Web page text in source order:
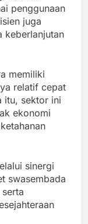
penggunaan
juga
keberlanjutan
memiliki
relatif cepat
itu, sektor ini
ekonomi
sinergi
swasembada